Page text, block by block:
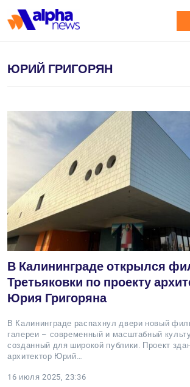
ЮРИЙ ГРИГОРЯН
В Калининграде открылся
Третьяковки по проекту
Юрия Григоряна
В Калининграде распахнул двери новый
галереи – современный и масштабный
созданный для широкой публики. Проект
архитектор Юрий…
16 июля 2025, 23:36